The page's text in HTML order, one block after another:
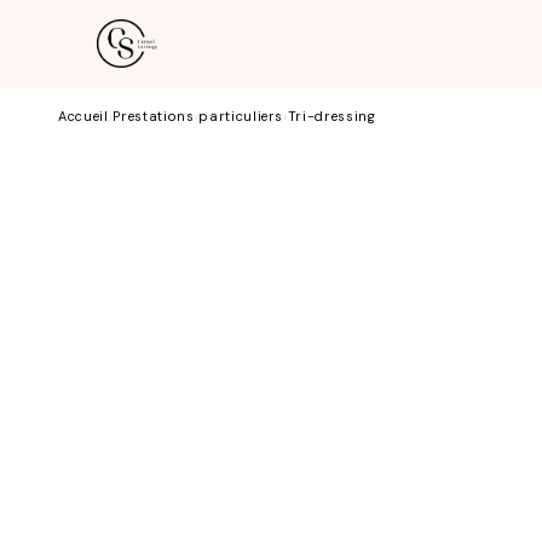
LA PRESTATION
Accueil ›Prestations ›particuliers ›Tri-dressing